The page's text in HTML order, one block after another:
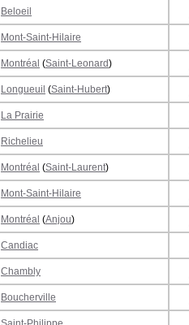
Beloeil
Mont-Saint-Hilaire
Montréal (Saint-Leonard)
Longueuil (Saint-Hubert)
La Prairie
Richelieu
Montréal (Saint-Laurent)
Mont-Saint-Hilaire
Montréal (Anjou)
Candiac
Chambly
Boucherville